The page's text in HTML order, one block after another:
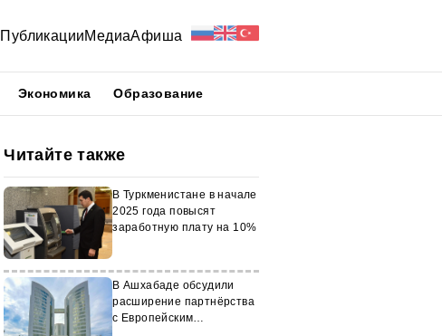
ПубликацииМедиаАфиша
Экономика Образование
Читайте также
В Туркменистане в начале
2025 года повысят
заработную плату на 10%
В Ашхабаде обсудили
расширение партнёрства
с Европейским